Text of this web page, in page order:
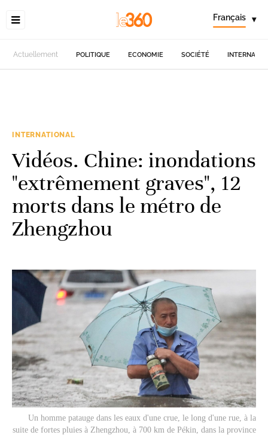
Français ▾
Actuellement POLITIQUE ECONOMIE SOCIÉTÉ
INTERNATIONAL
Vidéos. Chine: inondations
"extrêmement graves", 12
morts dans le métro de
Zhengzhou
Un homme patauge dans les eaux d'une crue, le long d'une rue, à la
suite de fortes pluies à Zhengzhou, à 700 km de Pékin, dans la province